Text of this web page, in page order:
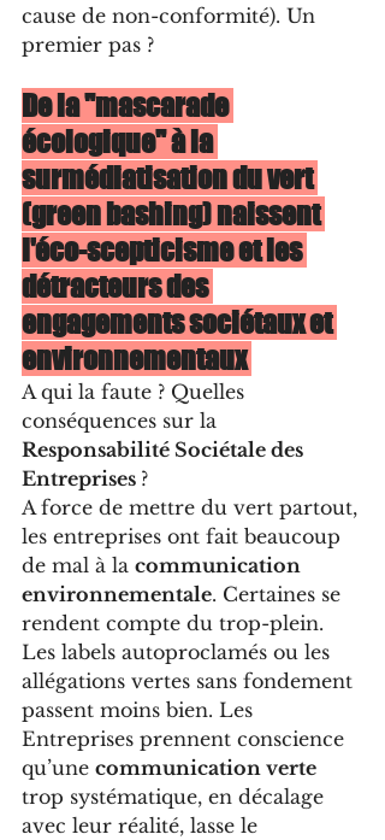
cause de non-conformité). Un
premier pas ?
De la "mascarade
écologique" à la
surmédiatisation du vert
(green bashing) naissent
l'éco-scepticisme et les
détracteurs des
engagements sociétaux et
environnementaux
A qui la faute ? Quelles
conséquences sur la
Responsabilité Sociétale des
Entreprises ?
A force de mettre du vert partout,
les entreprises ont fait beaucoup
de mal à la communication
environnementale. Certaines se
rendent compte du trop-plein.
Les labels autoproclamés ou les
allégations vertes sans fondement
passent moins bien. Les
Entreprises prennent conscience
qu’une communication verte
trop systématique, en décalage
avec leur réalité, lasse le